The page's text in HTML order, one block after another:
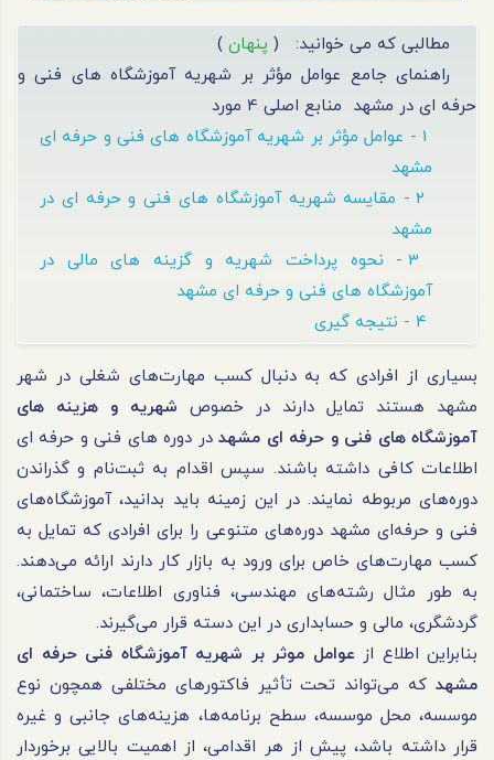
مطالبی که می خوانید: ( پنهان )
راهنمای جامع عوامل مؤثر بر شهریه آموزشگاه های فنی و
حرفه ای در مشهد منابع اصلی 4 مورد
1 - عوامل مؤثر بر شهریه آموزشگاه های فنی و حرفه ای
مشهد
2 - مقایسه شهریه آموزشگاه های فنی و حرفه ای در
مشهد
3 - نحوه پرداخت شهریه و گزینه های مالی در
آموزشگاه های فنی و حرفه ای مشهد
بسیاری از افرادی که به دنبال کسب مهارت‌های شغلی در شهر
مشهد هستند تمایل دارند در خصوص شهریه و هزینه های
آموزشگاه های فنی و حرفه ای مشهددر دوره‌ های فنی و حرفه ای
اطلاعات کافی داشته باشند. سپس اقدام به ثبت‌نام و گذراندن
دوره‌های مربوطه نمایند. در این زمینه باید بدانید، آموزشگاه‌های
فنی و حرفه‌ای مشهد دوره‌های متنوعی را برای افرادی که تمایل به
کسب مهارت‌های خاص برای ورود به بازار کار دارند ارائه می‌دهند.
به طور مثال رشته‌های مهندسی، فناوری اطلاعات، ساختمانی،
گردشگری، مالی و حسابداری در این دسته قرار می‌گیرند.
بنابراین اطلاع از عوامل موثر بر شهریه آموزشگاه فنی حرفه ای
مشهد که می‌تواند تحت تأثیر فاکتورهای مختلفی همچون نوع
موسسه، محل موسسه، سطح برنامه‌ها، هزینه‌های جانبی و غیره
قرار داشته باشد، پیش از هر اقدامی، از اهمیت بالایی برخوردار